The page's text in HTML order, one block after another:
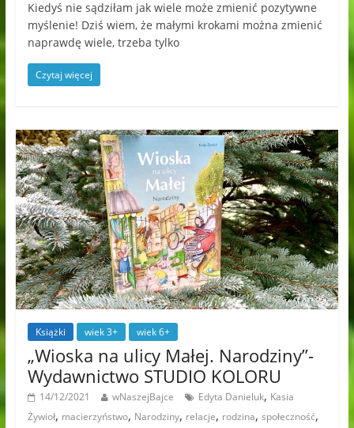
Kiedyś nie sądziłam jak wiele może zmienić pozytywne
myślenie! Dziś wiem, że małymi krokami można zmienić
naprawdę wiele, trzeba tylko
Czytaj więcej
Książki wiek 3+ wiek 6+
„Wioska na ulicy Małej. Narodziny”-
Wydawnictwo STUDIO KOLORU
14/12/2021 wNaszejBajce Edyta Danieluk, Kasia
Żywioł, macierzyństwo, Narodziny, relacje, rodzina, społeczność,